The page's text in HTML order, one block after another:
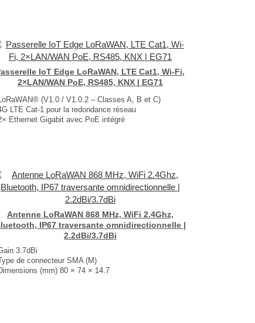
: 500 g
IoT Edge LoRaWAN, LTE Cat1, Wi-Fi,
2×LAN/WAN PoE, RS485, KNX | EG71
(V1.0 / V1.0.2 – Classes A, B et C)
LTE Cat‑1 pour la redondance réseau
Ethernet Gigabit avec PoE intégré
M‑Bus selon version / disponibilité firmware...
Antenne LoRaWAN 868 MHz, WiFi 2.4Ghz,
IP67 traversante omnidirectionnelle |
2.2dBi/3.7dBi
3.7dBi
de connecteur SMA (M)
(mm) 80 × 74 × 14.7